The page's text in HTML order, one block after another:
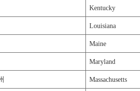
Kentucky
Louisiana
Maine
Maryland
Massachusetts